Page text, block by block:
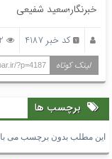
خبرنگار؛سعید شفیعی
کد خبر 4187 152 بازدید
لینک کوتاه ?p=4187
برچسب ها
این مطلب بدون برچسب می